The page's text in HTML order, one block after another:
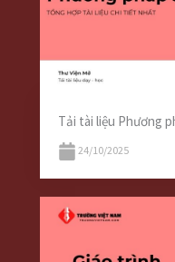
Tải tài liệu Phương
24/10/2025